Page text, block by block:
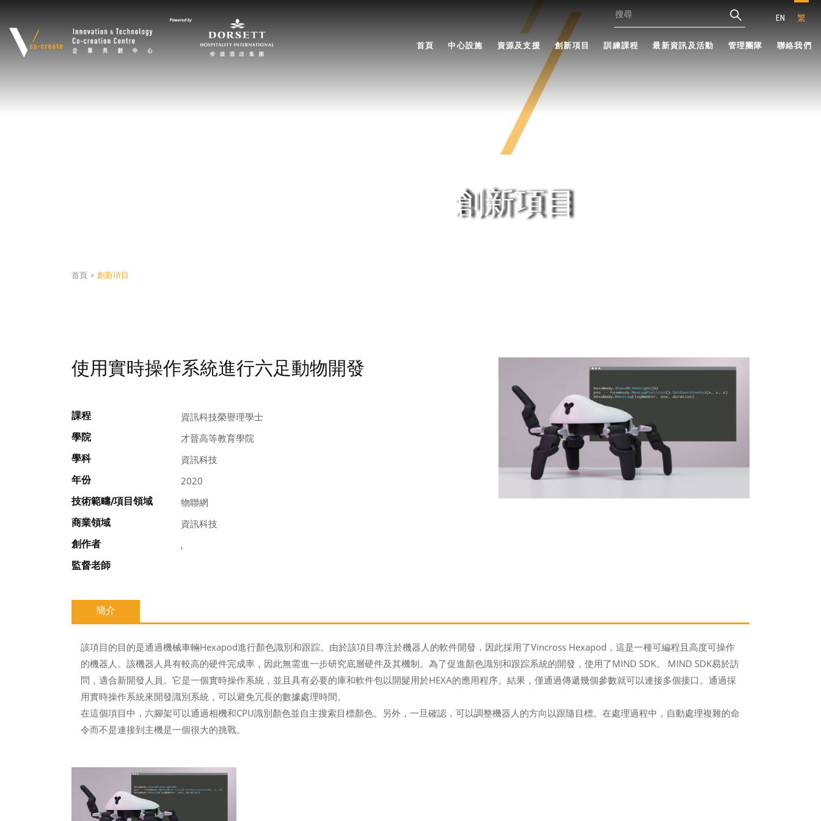
EN 繁
首頁 中心設施 資源及支援 創新項目 訓練課程 最新資訊及活動 管理團隊 聯絡我們
創新項目
首頁 > 創新項目
使用實時操作系統進行六足動物開發
課程 資訊科技榮譽理學士
學院 才晉高等教育學院
學科 資訊科技
年份 2020
技術範疇/項目領域 物聯網
商業領域 資訊科技
創作者 ,
監督老師
簡介
該項目的目的是通過機械車輛Hexapod進行顏色識別和跟踪。由於該項目專注於機器人的軟件開發，因此採用了Vincross Hexapod，這是一種可編程且高度可操作
的機器人。該機器人具有較高的硬件完成率，因此無需進一步研究底層硬件及其機制。為了促進顏色識別和跟踪系統的開發，使用了MIND SDK。 MIND SDK易於訪
問，適合新開發人員。它是一個實時操作系統，並且具有必要的庫和軟件包以開髮用於HEXA的應用程序。結果，僅通過傳遞幾個參數就可以連接多個接口。通過採
用實時操作系統來開發識別系統，可以避免冗長的數據處理時間。
在這個項目中，六腳架可以通過相機和CPU識別顏色並自主搜索目標顏色。另外，一旦確認，可以調整機器人的方向以跟隨目標。在處理過程中，自動處理複雜的命
令而不是連接到主機是一個很大的挑戰。